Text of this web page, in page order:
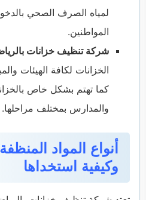
لمياه الصرف الصحي
المواطنين.
شركة تنظيف خزانات
الخزانات لكافة الهيئات
كما تهتم بشكل خاص
والمدارس بمختلف مراحلها.
أنواع المواد
وكيفية استخداها